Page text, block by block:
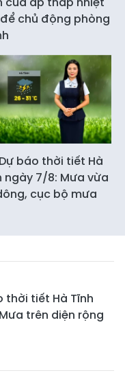
chủ động phòng
Dự báo thời tiết Hà
ngày 7/8: Mưa vừa
cục bộ mưa
thời tiết Hà Tĩnh
trên diện rộng